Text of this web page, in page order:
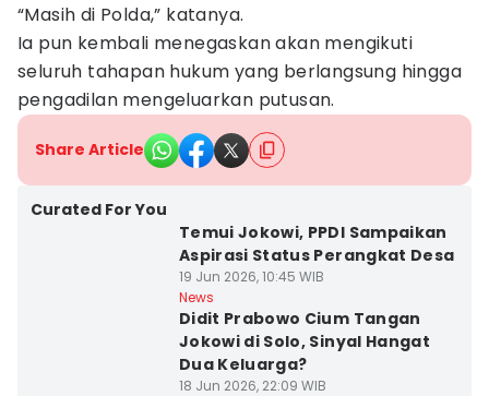
“Masih di Polda,” katanya.
Ia pun kembali menegaskan akan mengikuti
seluruh tahapan hukum yang berlangsung hingga
pengadilan mengeluarkan putusan.
Share Article
Curated For You
Temui Jokowi, PPDI Sampaikan
Aspirasi Status Perangkat Desa
19 Jun 2026, 10:45 WIB
News
Didit Prabowo Cium Tangan
Jokowi di Solo, Sinyal Hangat
Dua Keluarga?
18 Jun 2026, 22:09 WIB